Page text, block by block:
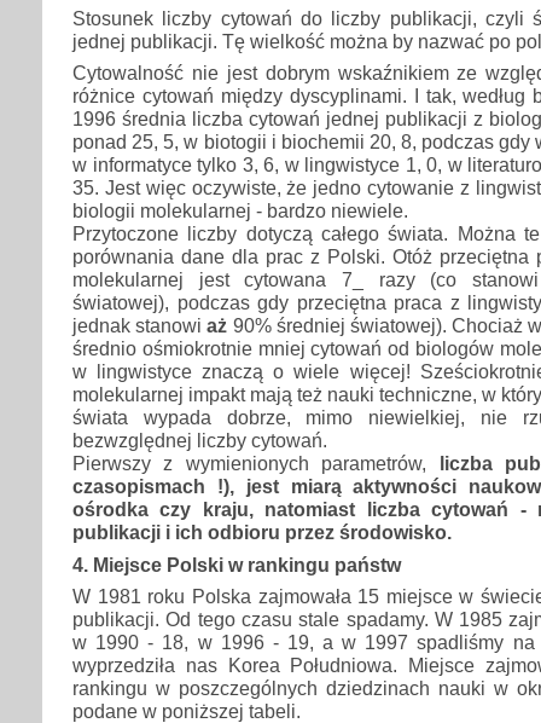
Stosunek liczby cytowań do liczby publikacji, czyli
jednej publikacji. Tę wielkość można by nazwać po
Cytowalność nie jest dobrym wskaźnikiem ze
różnice cytowań między dyscyplinami. I tak, według
1996 średnia liczba cytowań jednej publikacji z
ponad 25, 5, w biotogii i biochemii 20, 8, podczas gdy
w informatyce tylko 3, 6, w lingwistyce 1, 0, w
35. Jest więc oczywiste, że jedno cytowanie z
biologii molekularnej - bardzo niewiele.
Przytoczone liczby dotyczą całego świata. Można
porównania dane dla prac z Polski. Otóż przeciętna
molekularnej jest cytowana 7_ razy (co
światowej), podczas gdy przeciętna praca z
jednak stanowiaż 90% średniej światowej). Chociaż
średnio ośmiokrotnie mniej cytowań od biologów
w lingwistyce znaczą o wiele więcej!
molekularnej impakt mają też nauki techniczne, w
świata wypada dobrze, mimo niewielkiej, nie
bezwzględnej liczby cytowań.
Pierwszy z wymienionych parametrów,
liczba
czasopismach !), jest miarą aktywności
ośrodka czy kraju, natomiast liczba cytowań -
publikacji i ich odbioru przez środowisko.
4. Miejsce Polski w rankingu państw
W 1981 roku Polska zajmowała 15 miejsce w
publikacji. Od tego czasu stale spadamy. W 1985
w 1990 - 18, w 1996 - 19, a w 1997 spadliśmy na
wyprzedziła nas Korea Południowa. Miejsce
rankingu w poszczególnych dziedzinach nauki w
podane w poniższej tabeli.